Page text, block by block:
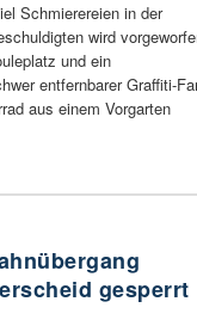
Schmierereien in der
wird
und ein
entfernbarer Graffiti-
aus einem Vorgarten
gesperrt